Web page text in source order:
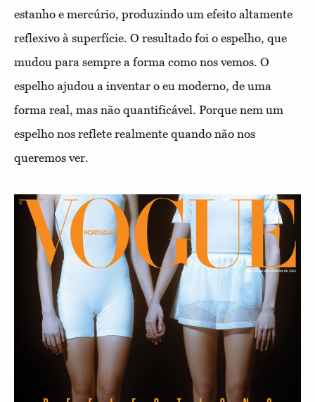
estanho e mercúrio, produzindo um efeito altamente
reflexivo à superfície. O resultado foi o espelho, que
mudou para sempre a forma como nos vemos. O
espelho ajudou a inventar o eu moderno, de uma
forma real, mas não quantificável. Porque nem um
espelho nos reflete realmente quando não nos
queremos ver.